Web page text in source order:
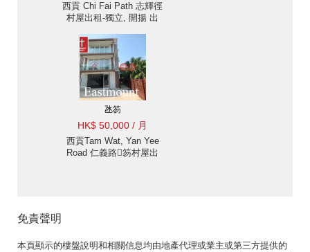
西貢 Chi Fai Path 志輝徑
村屋出租-獨立, 開揚 出
氹笏
HK$ 50,000 / 月
西貢Tam Wat, Yan Yee
Road 仁義路笏村屋出
免責聲明
本頁顯示的樓盤說明和相關信息均由地產代理或業主或第三方提供的